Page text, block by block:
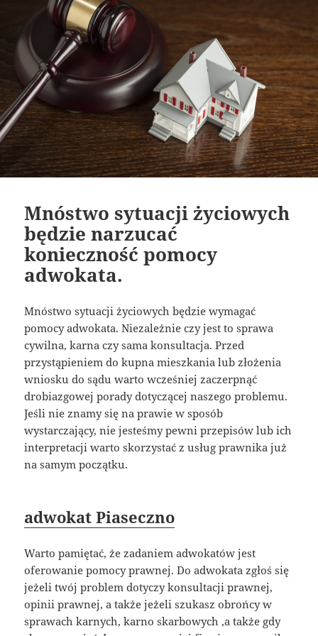
Mnóstwo sytuacji życiowych
będzie narzucać
konieczność pomocy
adwokata.
Mnóstwo sytuacji życiowych będzie wymagać
pomocy adwokata. Niezależnie czy jest to sprawa
cywilna, karna czy sama konsultacja. Przed
przystąpieniem do kupna mieszkania lub złożenia
wniosku do sądu warto wcześniej zaczerpnąć
drobiazgowej porady dotyczącej naszego problemu.
Jeśli nie znamy się na prawie w sposób
wystarczający, nie jesteśmy pewni przepisów lub ich
interpretacji warto skorzystać z usług prawnika już
na samym początku.
adwokat Piaseczno
Warto pamiętać, że zadaniem adwokatów jest
oferowanie pomocy prawnej. Do adwokata zgłoś się
jeżeli twój problem dotyczy konsultacji prawnej,
opinii prawnej, a także jeżeli szukasz obrońcy w
sprawach karnych, karno skarbowych ,a także gdy